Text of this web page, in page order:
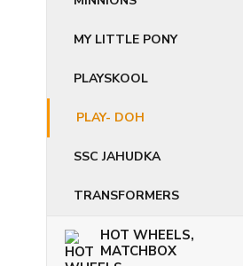
MY LITTLE PONY
PLAYSKOOL
PLAY- DOH
SSC JAHUDKA
TRANSFORMERS
HOT WHEELS,
MATCHBOX